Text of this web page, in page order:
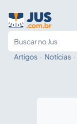
Artigos · Notícias ·